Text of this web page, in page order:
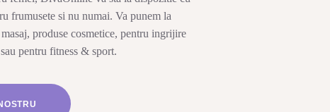
frumusete si nu numai. Va punem la
produse cosmetice, pentru ingrijire
pentru fitness & sport.